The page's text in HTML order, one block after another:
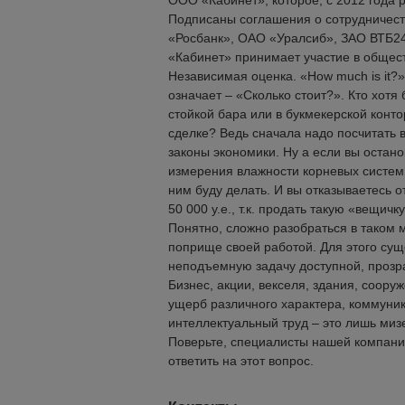
Подписаны соглашения о
«Росбанк», ОАО «Уралсиб», ЗАО
«Кабинет» принимает участие в
Независимая оценка. «How much is
означает – «Сколько стоит?». Кто
стойкой бара или в букмекерской
сделке? Ведь сначала надо
законы экономики. Ну а если вы
измерения влажности корневых
ним буду делать. И вы отказываетесь
50 000 у.е., т.к. продать такую
Понятно, сложно разобраться в таком
поприще своей работой. Для этого
неподъемную задачу доступной,
Бизнес, акции, векселя, здания,
ущерб различного характера,
интеллектуальный труд – это лишь
Поверьте, специалисты нашей
ответить на этот вопрос.